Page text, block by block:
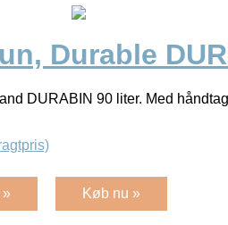
Durable
DURABIN 90 liter. Med
» Køb nu »